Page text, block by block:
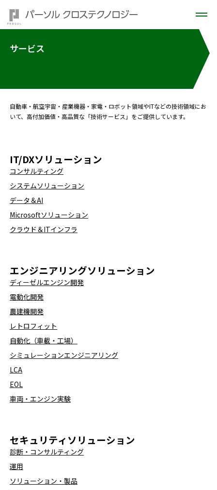
サービス
自動車・航空宇宙・産業機器・家電・ロボット領域やITなどの技術領域にお
いて、高付加価値・高品質な「技術サービス」をご提供しています。
IT/DXソリューション
コンサルティング
システムソリューション
データ＆AI
Microsoftソリューション
クラウド＆ITインフラ
エンジニアリングソリューション
ディーゼルエンジン開発
電動化開発
農建機開発
レトロフィット
自動化（車載・工場）
シミュレーションエンジニアリング
LCA
EOL
車両・エンジン実験
セキュリティソリューション
診断・コンサルティング
運用
ソリューション・製品